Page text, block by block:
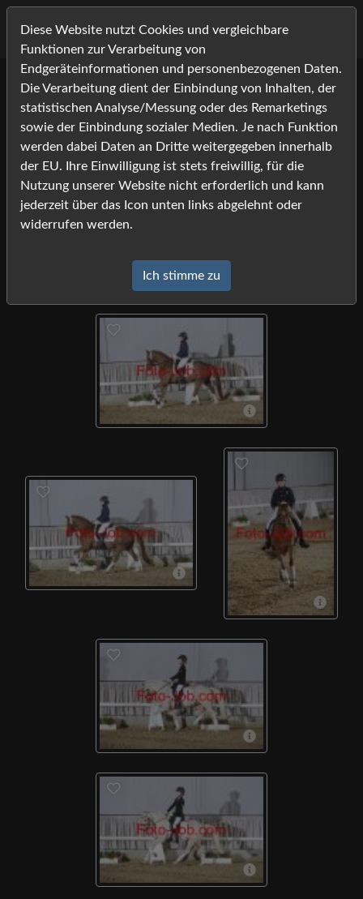
Westfalen Ponykoerung Menü
Verkaufsponys
75 Bild(er) Seite 1 von 2
Diese Website nutzt Cookies und vergleichbare
Funktionen zur Verarbeitung von
Endgeräteinformationen und personenbezogenen Daten.
Die Verarbeitung dient der Einbindung von Inhalten, der
statistischen Analyse/Messung oder des Remarketings
sowie der Einbindung sozialer Medien. Je nach Funktion
werden dabei Daten an Dritte weitergegeben innerhalb
der EU. Ihre Einwilligung ist stets freiwillig, für die
Nutzung unserer Website nicht erforderlich und kann
jederzeit über das Icon unten links abgelehnt oder
widerrufen werden.
Ich stimme zu